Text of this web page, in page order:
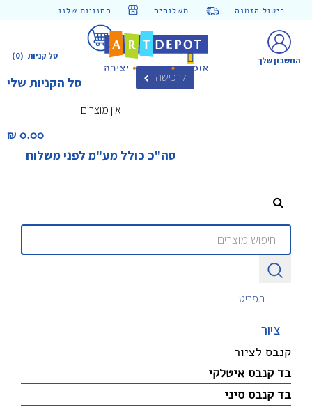
ביטול הזמנה משלוחים החנויות שלנו
(0) סל קניות
סל הקניות שלי לרכישה
אין מוצרים
0.00 ₪‎
סה"כ כולל מע"מ לפני משלוח
החשבון שלך
תפריט
ציור
קנבס לציור
בד קנבס איטלקי
בד קנבס סיני